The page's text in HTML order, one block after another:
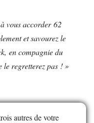
vous accorder 62
et savourez le
en compagnie du
le regretterez pas ! »
autres de votre